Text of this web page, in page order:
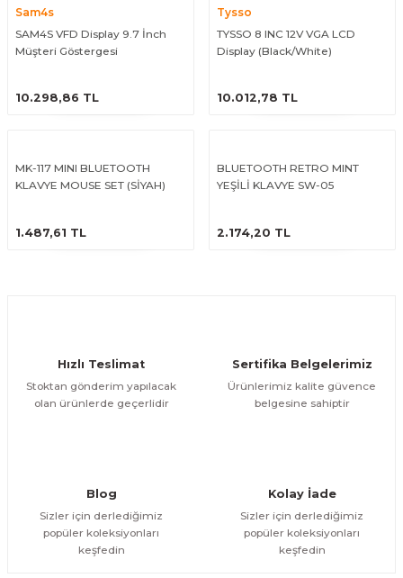
Sam4s
SAM4S VFD Display 9.7 İnch
Müşteri Göstergesi
10.298,86 TL
Tysso
TYSSO 8 INC 12V VGA LCD
Display (Black/White)
10.012,78 TL
MK-117 MINI BLUETOOTH
KLAVYE MOUSE SET (SİYAH)
1.487,61 TL
BLUETOOTH RETRO MINT
YEŞİLİ KLAVYE SW-05
2.174,20 TL
Hızlı Teslimat
Stoktan gönderim yapılacak
olan ürünlerde geçerlidir
Sertifika Belgelerimiz
Ürünlerimiz kalite güvence
belgesine sahiptir
Blog
Sizler için derlediğimiz
popüler koleksiyonları
keşfedin
Kolay İade
Sizler için derlediğimiz
popüler koleksiyonları
keşfedin